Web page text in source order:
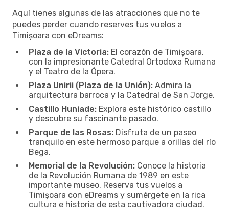
Aquí tienes algunas de las atracciones que no te
puedes perder cuando reserves tus vuelos a
Timișoara con eDreams:
Plaza de la Victoria: El corazón de Timișoara,
con la impresionante Catedral Ortodoxa Rumana
y el Teatro de la Ópera.
Plaza Unirii (Plaza de la Unión): Admira la
arquitectura barroca y la Catedral de San Jorge.
Castillo Huniade: Explora este histórico castillo
y descubre su fascinante pasado.
Parque de las Rosas: Disfruta de un paseo
tranquilo en este hermoso parque a orillas del río
Bega.
Memorial de la Revolución: Conoce la historia
de la Revolución Rumana de 1989 en este
importante museo. Reserva tus vuelos a
Timișoara con eDreams y sumérgete en la rica
cultura e historia de esta cautivadora ciudad.